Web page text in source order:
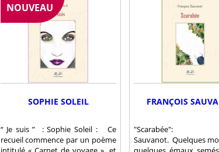
NOUVEAU
SOPHIE SOLEIL
“ Je suis ” : Sophie Soleil : Ce
recueil commence par un poème
FRANÇOIS
"Scarabée":
Sauvanot. Quelques